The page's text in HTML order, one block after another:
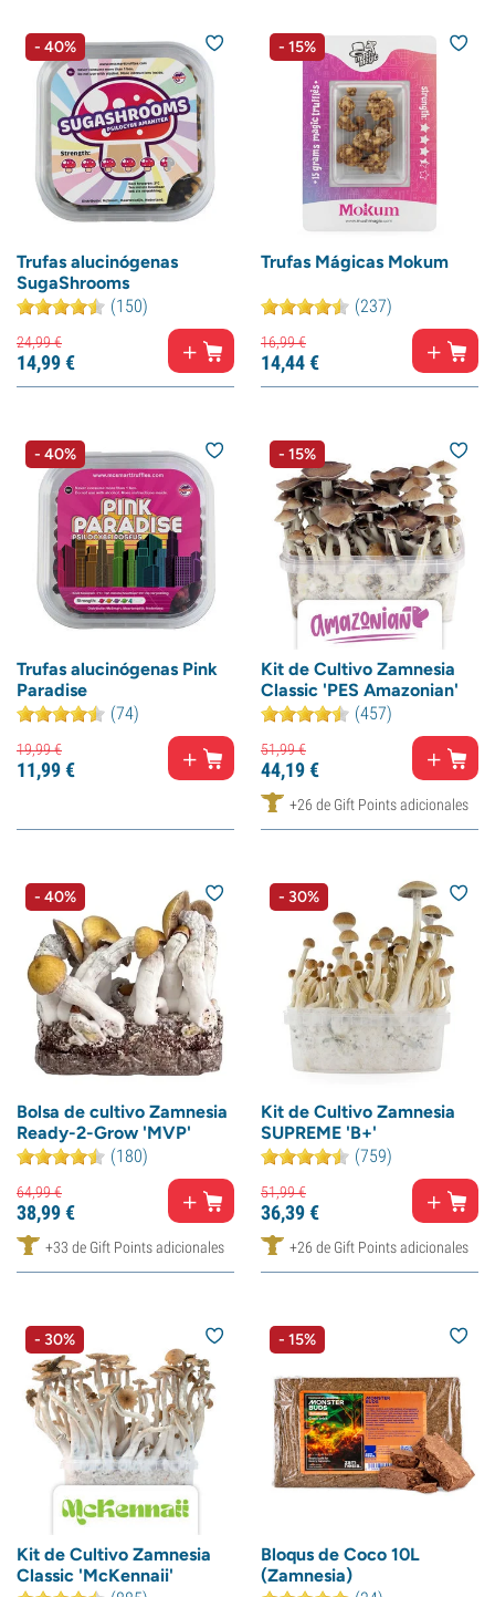
- 40%
Trufas alucinógenas
SugaShrooms
(150)
24,99€
14,99€
- 15%
Trufas Mágicas Mokum
(237)
16,99€
14,44€
- 40%
Trufas alucinógenas Pink
Paradise
(74)
19,99€
11,99€
- 15%
Kit de Cultivo Zamnesia
Classic 'PES Amazonian'
(457)
51,99€
44,19€
+26 de Gift Points adicionales
- 40%
Bolsa de cultivo Zamnesia
Ready-2-Grow 'MVP'
(180)
64,99€
38,99€
+33 de Gift Points adicionales
- 30%
Kit de Cultivo Zamnesia
SUPREME 'B+'
(759)
51,99€
36,39€
+26 de Gift Points adicionales
- 30%
Kit de Cultivo Zamnesia
Classic 'McKennaii'
- 15%
Bloqus de Coco 10L
(Zamnesia)